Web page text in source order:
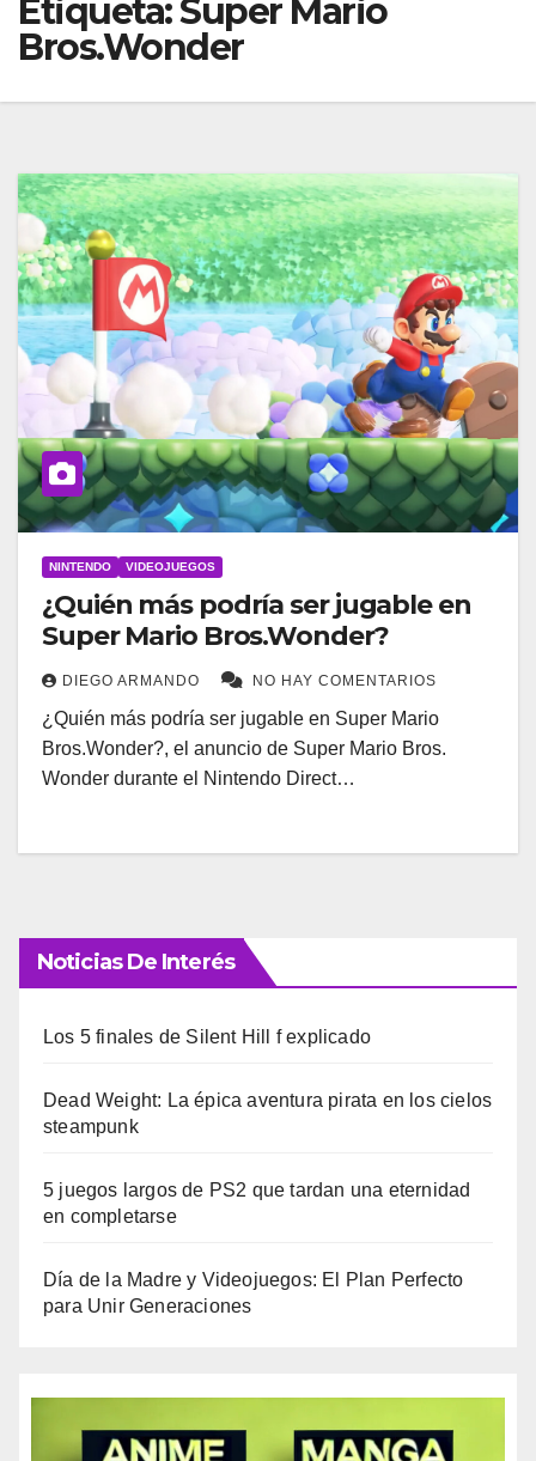
Etiqueta:Super Mario
Bros.Wonder
NINTENDO VIDEOJUEGOS
¿Quién más podría ser jugable en
Super Mario Bros.Wonder?
DIEGO ARMANDO NO HAY COMENTARIOS
¿Quién más podría ser jugable en Super Mario
Bros.Wonder?, el anuncio de Super Mario Bros.
Wonder durante el Nintendo Direct…
Noticias De Interés
Los 5 finales de Silent Hill f explicado
Dead Weight: La épica aventura pirata en los cielos
steampunk
5 juegos largos de PS2 que tardan una eternidad
en completarse
Día de la Madre y Videojuegos: El Plan Perfecto
para Unir Generaciones